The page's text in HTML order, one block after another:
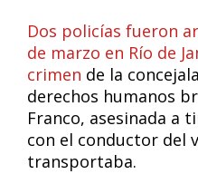
Dos policías fueron
de marzo en Río de
crimen de la
derechos humanos
Franco, asesinada a
con el conductor del
transportaba.